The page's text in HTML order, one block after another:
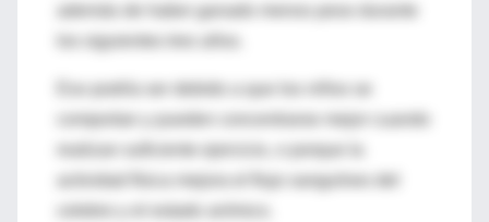
además de haber ganado menos peso durante
los siguientes tres años.
realizan suficiente ejercicio, o porque la
actividad física mejora el flujo sanguíneo del